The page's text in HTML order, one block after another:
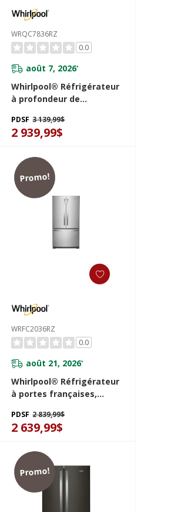
WRQC7836RZ
0.0
août 7, 2026*
Whirlpool® Réfrigérateur
à profondeur de
machine à glaçons dans
la porte de 36 po
PDSF 3 139,99$
2 939,99$
Promo!
WRFC2036RZ
0.0
août 21, 2026*
Whirlpool® Réfrigérateur
à portes françaises,
et congélateur inférieur -
36po - 20picu
PDSF 2 839,99$
2 639,99$
Promo!